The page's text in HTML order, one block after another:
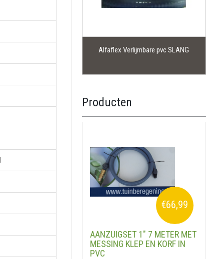
Alfaflex Verlijmbare pvc SLANG
Producten
€66,99
AANZUIGSET 1" 7 METER MET
MESSING KLEP EN KORF IN
PVC